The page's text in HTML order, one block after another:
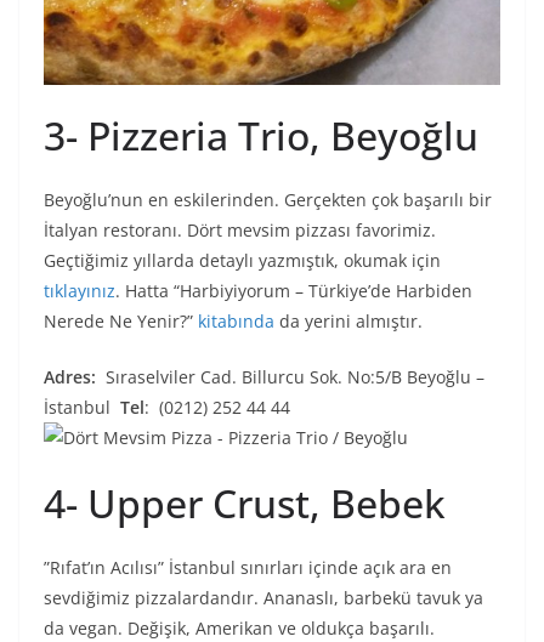
3- Pizzeria Trio, Beyoğlu
Beyoğlu’nun en eskilerinden. Gerçekten çok başarılı bir
İtalyan restoranı. Dört mevsim pizzası favorimiz.
Geçtiğimiz yıllarda detaylı yazmıştık, okumak için
tıklayınız. Hatta “Harbiyiyorum – Türkiye’de Harbiden
Nerede Ne Yenir?” kitabında da yerini almıştır.
Adres: Sıraselviler Cad. Billurcu Sok. No:5/B Beyoğlu –
İstanbul Tel: (0212) 252 44 44
4- Upper Crust, Bebek
”Rıfat’ın Acılısı” İstanbul sınırları içinde açık ara en
sevdiğimiz pizzalardandır. Ananaslı, barbekü tavuk ya
da vegan. Değişik, Amerikan ve oldukça başarılı.